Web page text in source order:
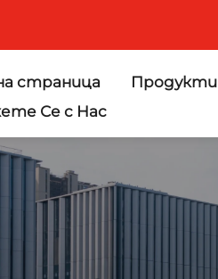
страница Продукти
Се с Нас